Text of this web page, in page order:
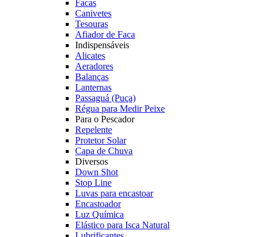
Facas
Canivetes
Tesouras
Afiador de Faca
Indispensáveis
Alicates
Aeradores
Balanças
Lanternas
Passaguá (Puça)
Régua para Medir Peixe
Para o Pescador
Repelente
Protetor Solar
Capa de Chuva
Diversos
Down Shot
Stop Line
Luvas para encastoar
Encastoador
Luz Química
Elástico para Isca Natural